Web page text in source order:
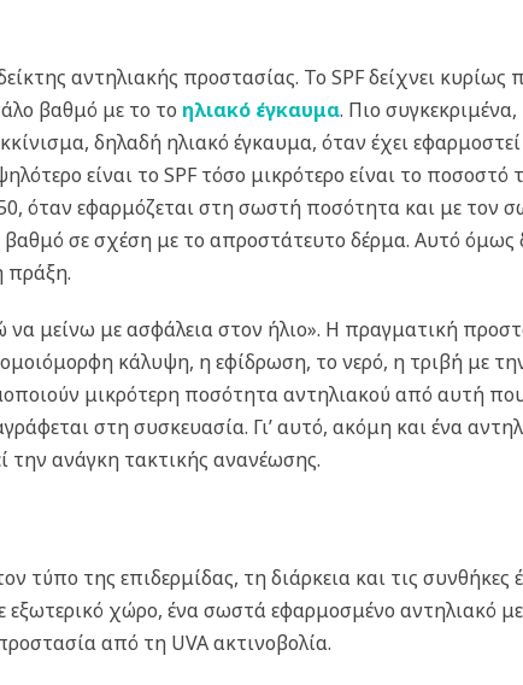
αντηλιακής προστασίας. Το SPF δείχνει
βαθμό με το το ηλιακό έγκαυμα. Πιο
δηλαδή ηλιακό έγκαυμα, όταν έχει
είναι το SPF τόσο μικρότερο είναι το ποσοστό
όταν εφαρμόζεται στη σωστή ποσότητα και με τον
σε σχέση με το απροστάτευτο δέρμα. Αυτό όμως
πράξη.
μείνω με ασφάλεια στον ήλιο». Η πραγματική
κάλυψη, η εφίδρωση, το νερό, η τριβή με
μικρότερη ποσότητα αντηλιακού από αυτή
στη συσκευασία. Γι’ αυτό, ακόμη και ένα
την ανάγκη τακτικής ανανέωσης.
τύπο της επιδερμίδας, τη διάρκεια και τις συνθήκες
χώρο, ένα σωστά εφαρμοσμένο αντηλιακό με
από τη UVA ακτινοβολία.